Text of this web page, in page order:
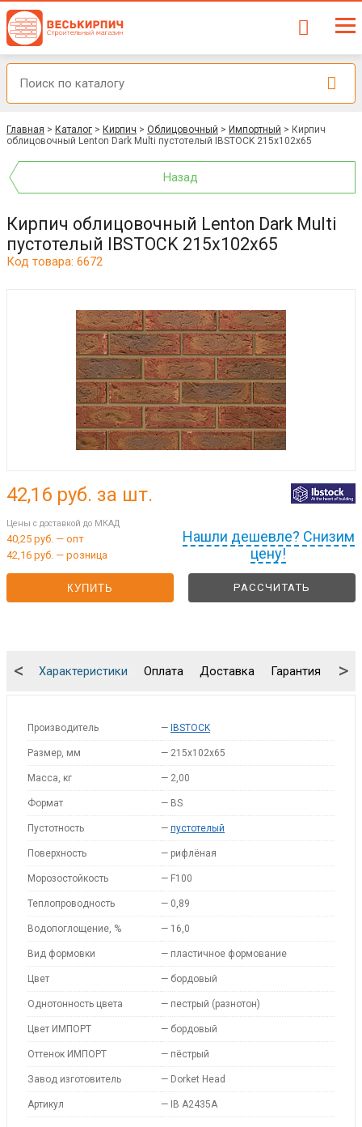
Главная > Каталог > Кирпич > Облицовочный > Импортный > Кирпич
облицовочный Lenton Dark Multi пустотелый IBSTOCK 215x102x65
Назад
Кирпич облицовочный Lenton Dark Multi
пустотелый IBSTOCK 215x102x65
Код товара: 6672
Нашли дешевле? Снизим
цену!
42,16 руб. за шт.
Цены с доставкой до МКАД
40,25 руб. — опт
42,16 руб. — розница
КУПИТЬ РАССЧИТАТЬ
Характеристики Оплата Доставка Гарантия
< >
Производитель — IBSTOCK
Размер, мм — 215x102x65
Масса, кг — 2,00
Формат — BS
Пустотность — пустотелый
Поверхность — рифлёная
Морозостойкость — F100
Теплопроводность — 0,89
Водопоглощение, % — 16,0
Вид формовки — пластичное формование
Цвет — бордовый
Однотонность цвета — пестрый (разнотон)
Цвет ИМПОРТ — бордовый
Оттенок ИМПОРТ — пёстрый
Завод изготовитель — Dorket Head
Артикул — IB A2435A